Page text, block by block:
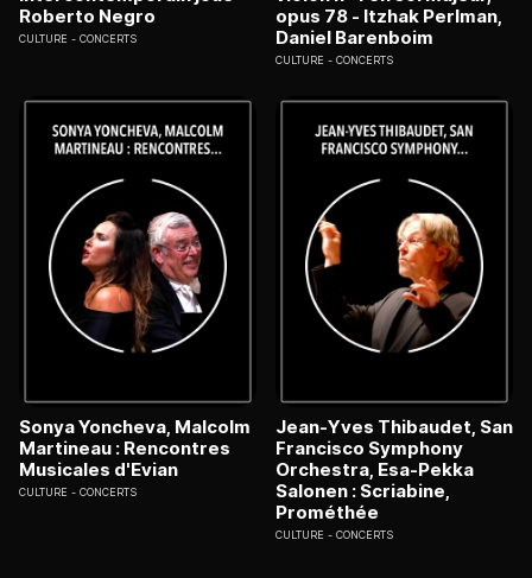
Roberto Negro
CULTURE CONCERTS
opus 78 - Itzhak Perlman,
Daniel Barenboim
CULTURE CONCERTS
Sonya Yoncheva, Malcolm
Martineau : Rencontres
Musicales d'Evian
CULTURE CONCERTS
Jean-Yves Thibaudet, San
Francisco Symphony
Orchestra, Esa-Pekka
Salonen : Scriabine,
Prométhée
CULTURE CONCERTS